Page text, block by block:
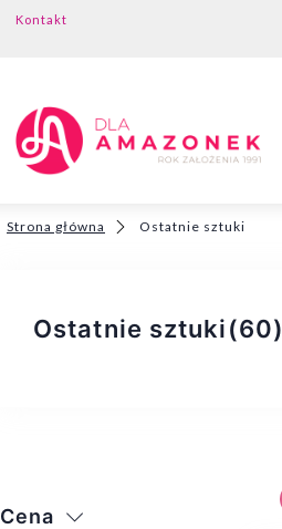
Kontakt
Strona główna Ostatnie sztuki
Ostatnie sztuki(60)
Cena